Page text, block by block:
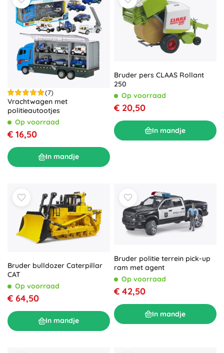
(7)
Vrachtwagen met
politieautootjes
Op voorraad
€ 16,50
In mandje
Bruder pers CLAAS Rollant
250
Op voorraad
€ 20,50
In mandje
Bruder bulldozer Caterpillar
CAT
Op voorraad
€ 64,50
In mandje
Bruder politie terrein pick-up
ram met agent
Op voorraad
€ 42,50
In mandje